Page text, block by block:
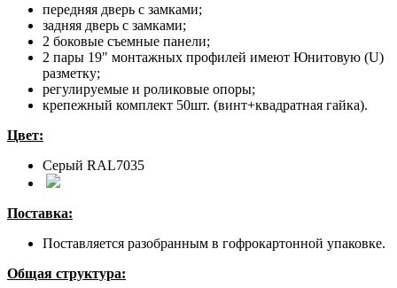
передняя дверь с замками;
задняя дверь с замками;
2 боковые съемные панели;
2 пары 19" монтажных профилей имеют Юнитовую (U)
разметку;
регулируемые и роликовые опоры;
крепежный комплект 50шт. (винт+квадратная гайка).
Цвет:
Серый RAL7035
Поставка:
Поставляется разобранным в гофрокартонной упаковке.
Общая структура: